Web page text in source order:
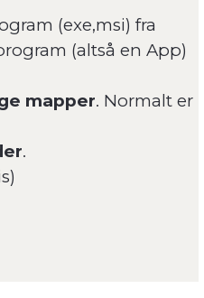
(exe,msi) fra
(altså en App)
mapper. Normalt er
.